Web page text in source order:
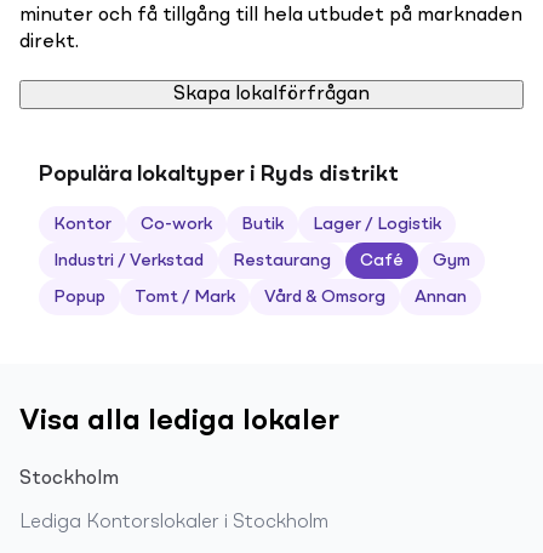
minuter och få tillgång till hela utbudet på marknaden
direkt.
Skapa lokalförfrågan
Populära lokaltyper i Ryds distrikt
Kontor Co-work Butik Lager / Logistik
Industri / Verkstad Restaurang Café Gym
Popup Tomt / Mark Vård & Omsorg Annan
Visa alla lediga lokaler
Stockholm
Lediga Kontorslokaler i Stockholm